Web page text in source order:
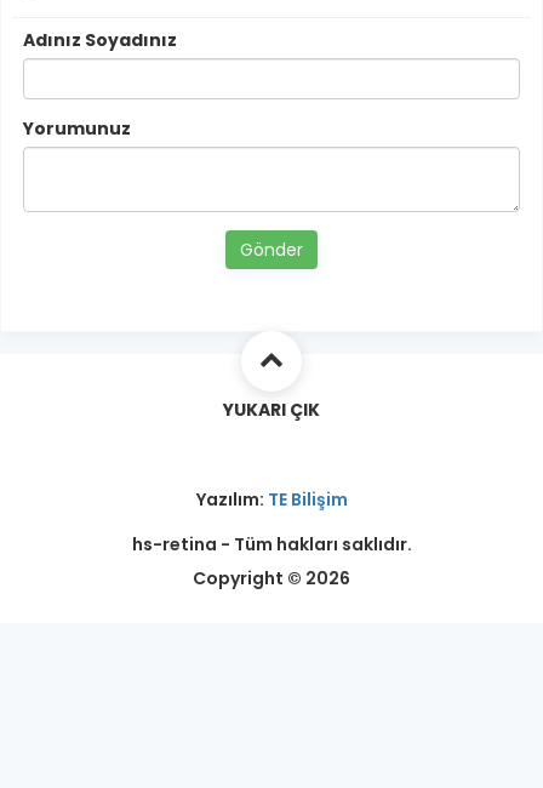
Adınız Soyadınız
Yorumunuz
Gönder
YUKARI ÇIK
Yazılım: TE Bilişim
hs-retina - Tüm hakları saklıdır.
Copyright © 2026